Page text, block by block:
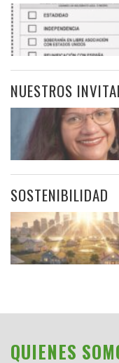
NUESTROS
SOSTENIBILIDAD
QUIENES